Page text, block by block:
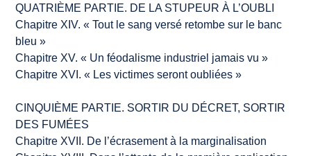
QUATRIÈME PARTIE. DE LA STUPEUR À L’OUBLI
Chapitre XIV. « Tout le sang versé retombe sur le banc
bleu »
Chapitre XV. « Un féodalisme industriel jamais vu »
Chapitre XVI. « Les victimes seront oubliées »
CINQUIÈME PARTIE. SORTIR DU DÉCRET, SORTIR
DES FUMÉES
Chapitre XVII. De l’écrasement à la marginalisation